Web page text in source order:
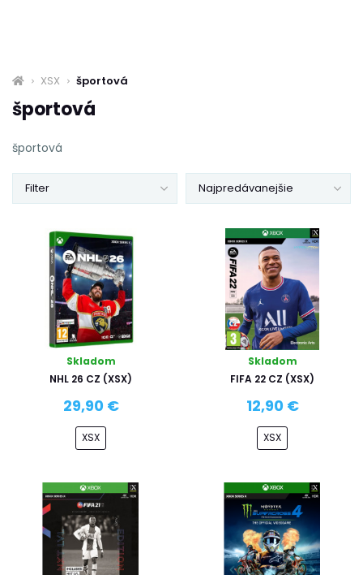
XSX športová
športová
športová
Najpredávanejšie
Filter
Skladom
NHL 26 CZ (XSX)
29,90 €
XSX
Skladom
FIFA 22 CZ (XSX)
12,90 €
XSX